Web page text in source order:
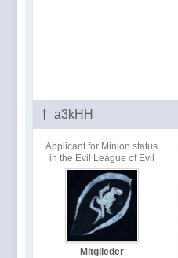
† a3kHH
Applicant for Minion status
in the Evil League of Evil
Mitglieder